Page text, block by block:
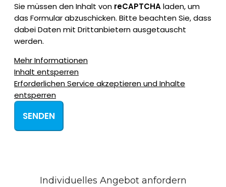
Sie müssen den Inhalt von reCAPTCHAladen, um
das Formular abzuschicken. Bitte beachten Sie, dass
dabei Daten mit Drittanbietern ausgetauscht
werden.
Mehr Informationen
Inhalt entsperren
Erforderlichen Service akzeptieren und Inhalte
entsperren
SENDEN
Individuelles Angebot anfordern